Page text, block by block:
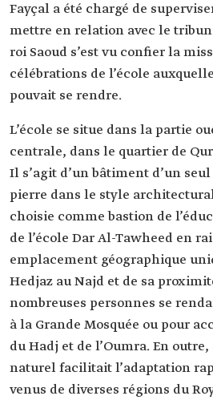
Fayçal a été chargé de
mettre en relation avec le
roi Saoud s’est vu confier la
célébrations de l’école
pouvait se rendre.
L’école se situe dans la partie
centrale, dans le quartier de
Il s’agit d’un bâtiment d’un
pierre dans le style
choisie comme bastion de
de l’école Dar Al-Tawheed en
emplacement géographique
Hedjaz au Najd et de sa
nombreuses personnes se
à la Grande Mosquée ou pour
du Hadj et de l’Oumra. En
naturel facilitait l’adaptation
venus de diverses régions du